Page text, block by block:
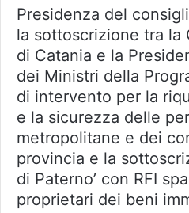
Presidenza del
la sottoscrizione tra la
di Catania e la
dei Ministri della
di intervento per la
e la sicurezza delle
metropolitane e dei
provincia e la
di Paterno’ con RFI
proprietari dei beni